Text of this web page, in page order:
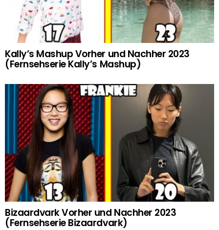
Kally’s Mashup Vorher und Nachher 2023
(Fernsehserie Kally’s Mashup)
Bizaardvark Vorher und Nachher 2023
(Fernsehserie Bizaardvark)